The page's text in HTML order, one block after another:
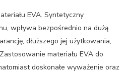
EVA. Syntetyczny
wpływa bezpośrednio na dużą
dłuższego jej użytkowania,
materiału EVA do
doskonałe wyważenie oraz